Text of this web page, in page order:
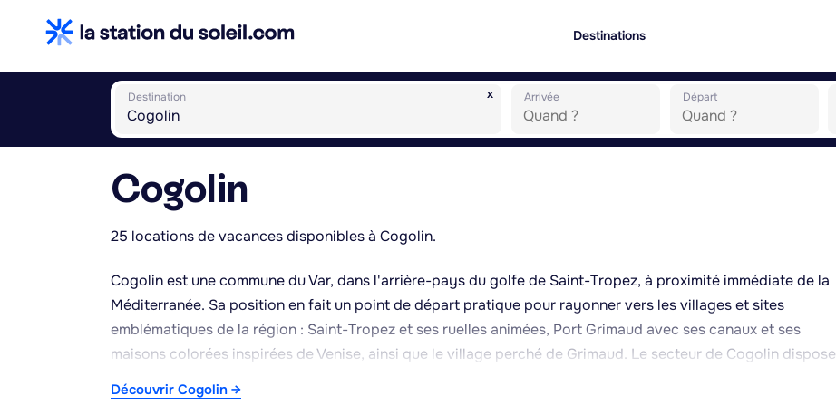
Destinations
x
Destination Arrivée Départ
Cogolin
25 locations de vacances disponibles à Cogolin.
Cogolin est une commune du Var, dans l'arrière-pays du golfe de Saint-Tropez, à proximité immédiate de la
Méditerranée. Sa position en fait un point de départ pratique pour rayonner vers les villages et sites
emblématiques de la région : Saint-Tropez et ses ruelles animées, Port Grimaud avec ses canaux et ses
maisons colorées inspirées de Venise, ainsi que le village perché de Grimaud. Le secteur de Cogolin dispose
Découvrir Cogolin →